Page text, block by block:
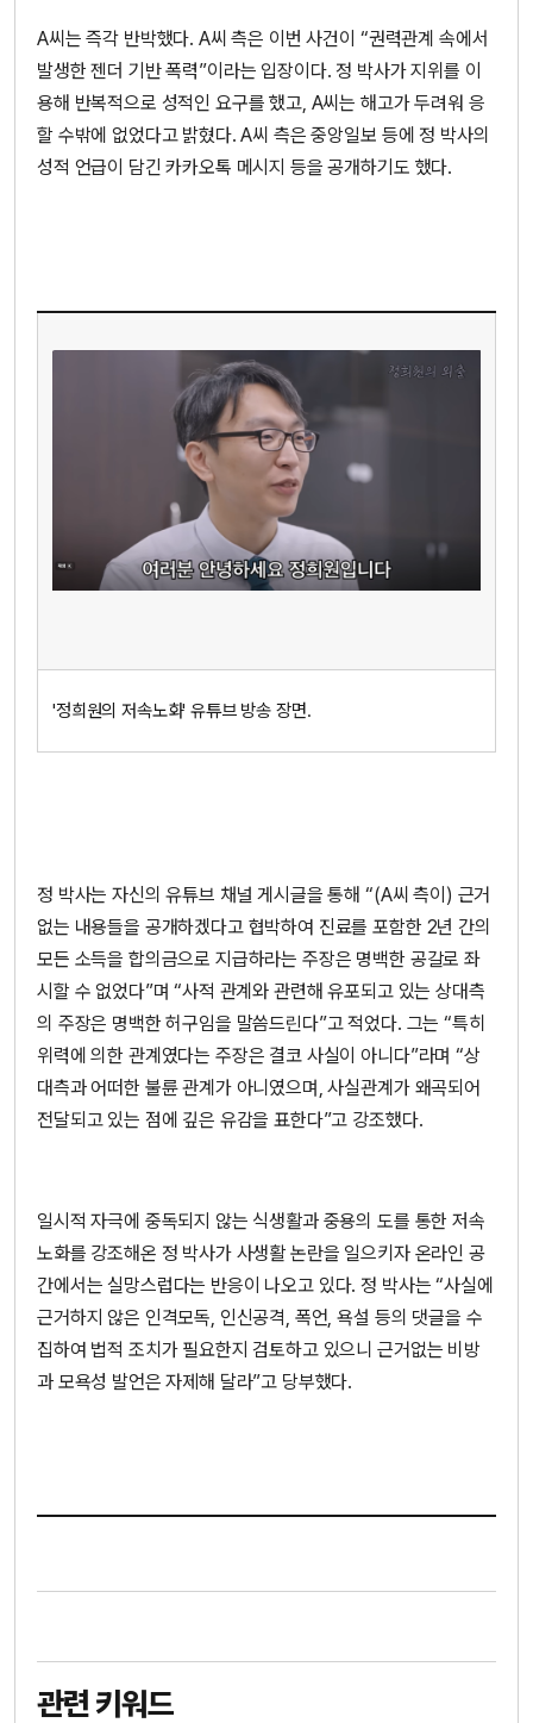
A씨는 즉각 반박했다. A씨 측은 이번 사건이 “권력관계 속에서
발생한 젠더 기반 폭력”이라는 입장이다. 정 박사가 지위를 이
용해 반복적으로 성적인 요구를 했고, A씨는 해고가 두려워 응
할 수밖에 없었다고 밝혔다. A씨 측은 중앙일보 등에 정 박사의
성적 언급이 담긴 카카오톡 메시지 등을 공개하기도 했다.
'정희원의 저속노화' 유튜브 방송 장면.
정 박사는 자신의 유튜브 채널 게시글을 통해 “(A씨 측이) 근거
없는 내용들을 공개하겠다고 협박하여 진료를 포함한 2년 간의
모든 소득을 합의금으로 지급하라는 주장은 명백한 공갈로 좌
시할 수 없었다”며 “사적 관계와 관련해 유포되고 있는 상대측
의 주장은 명백한 허구임을 말씀드린다”고 적었다. 그는 “특히
위력에 의한 관계였다는 주장은 결코 사실이 아니다”라며 “상
대측과 어떠한 불륜 관계가 아니였으며, 사실관계가 왜곡되어
전달되고 있는 점에 깊은 유감을 표한다”고 강조했다.
일시적 자극에 중독되지 않는 식생활과 중용의 도를 통한 저속
노화를 강조해온 정 박사가 사생활 논란을 일으키자 온라인 공
간에서는 실망스럽다는 반응이 나오고 있다. 정 박사는 “사실에
근거하지 않은 인격모독, 인신공격, 폭언, 욕설 등의 댓글을 수
집하여 법적 조치가 필요한지 검토하고 있으니 근거없는 비방
과 모욕성 발언은 자제해 달라”고 당부했다.
관련 키워드